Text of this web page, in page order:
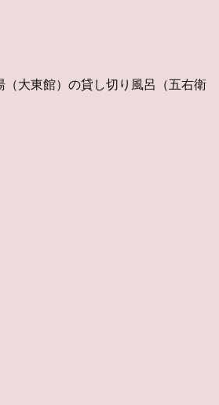
大東館）の貸し切り風呂（五右衛